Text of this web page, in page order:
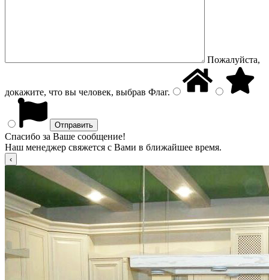
Пожалуйста,
докажите, что вы человек, выбрав Флаг.
Спасибо за Ваше сообщение!
Наш менеджер свяжется с Вами в ближайшее время.